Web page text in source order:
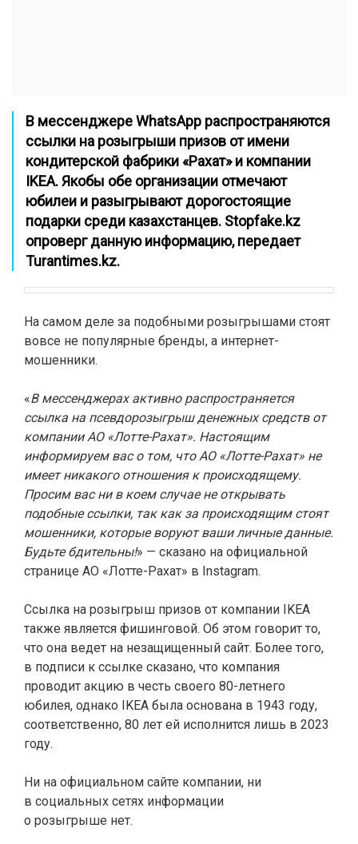
В мессенджере WhatsApp распространяются
ссылки на розыгрыши призов от имени
кондитерской фабрики «Рахат» и компании
IKEA. Якобы обе организации отмечают
юбилеи и разыгрывают дорогостоящие
подарки среди казахстанцев. Stopfake.kz
опроверг данную информацию, передает
Turantimes.kz.
На самом деле за подобными розыгрышами стоят
вовсе не популярные бренды, а интернет-
мошенники.
«В мессенджерах активно распространяется
ссылка на псевдорозыгрыш денежных средств от
компании АО «Лотте-Рахат». Настоящим
информируем вас о том, что АО «Лотте-Рахат» не
имеет никакого отношения к происходящему.
Просим вас ни в коем случае не открывать
подобные ссылки, так как за происходящим стоят
мошенники, которые воруют ваши личные данные.
Будьте бдительны!» — сказано на официальной
странице АО «Лотте-Рахат» в Instagram.
Ссылка на розыгрыш призов от компании IKEA
также является фишинговой. Об этом говорит то,
что она ведет на незащищенный сайт. Более того,
в подписи к ссылке сказано, что компания
проводит акцию в честь своего 80-летнего
юбилея, однако IKEA была основана в 1943 году,
соответственно, 80 лет ей исполнится лишь в 2023
году.
Ни на официальном сайте компании, ни
в социальных сетях информации
о розыгрыше нет.